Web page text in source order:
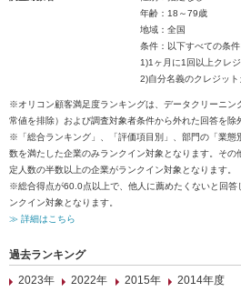
年齢：18～79歳
地域：全国
条件：以下すべての条件
1)1ヶ月に1回以上クレ
2)自分名義のクレジッ
※オリコン顧客満足度ランキングは、データクリーニン
常値を排除）および調査対象者条件から外れた回答を除
※「総合ランキング」、「評価項目別」、部門の「業態
数を満たした企業のみランクイン対象となります。その
定人数の半数以上の企業がランクイン対象となります。
※総合得点が60.0点以上で、他人に薦めたくないと回答
ンクイン対象となります。
≫ 詳細はこちら
過去ランキング
2023年
2022年 2015年 2014年度